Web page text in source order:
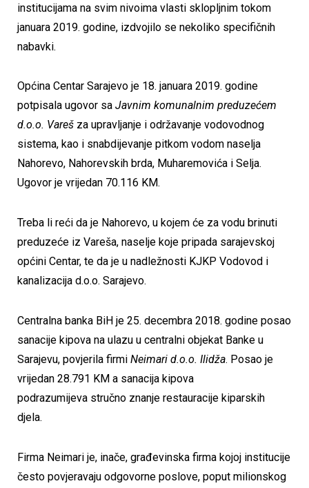
institucijama na svim nivoima vlasti sklopljnim tokom
januara 2019. godine, izdvojilo se nekoliko specifičnih
nabavki.
Općina Centar Sarajevo je 18. januara 2019. godine
potpisala ugovor sa Javnim komunalnim preduzećem
d.o.o. Vareš za upravljanje i održavanje vodovodnog
sistema, kao i snabdijevanje pitkom vodom naselja
Nahorevo, Nahorevskih brda, Muharemovića i Selja.
Ugovor je vrijedan 70.116 KM.
Treba li reći da je Nahorevo, u kojem će za vodu brinuti
preduzeće iz Vareša, naselje koje pripada sarajevskoj
općini Centar, te da je u nadležnosti KJKP Vodovod i
kanalizacija d.o.o. Sarajevo.
Centralna banka BiH je 25. decembra 2018. godine posao
sanacije kipova na ulazu u centralni objekat Banke u
Sarajevu, povjerila firmi Neimari d.o.o. Ilidža. Posao je
vrijedan 28.791 KM a sanacija kipova
podrazumijeva stručno znanje restauracije kiparskih
djela.
Firma Neimari je, inače, građevinska firma kojoj institucije
često povjeravaju odgovorne poslove, poput milionskog